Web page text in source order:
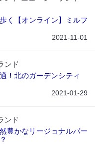
く【オンライン】ミルフ
2021-11-01
ンド
！北のガーデンシティ
2021-01-29
ンド
豊かなリージョナルパー